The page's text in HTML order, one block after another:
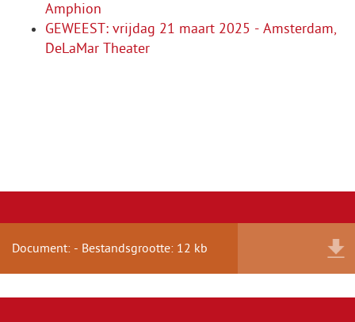
Amphion
GEWEEST: vrijdag 21 maart 2025 - Amsterdam,
DeLaMar Theater
Document: - Bestandsgrootte: 12 kb